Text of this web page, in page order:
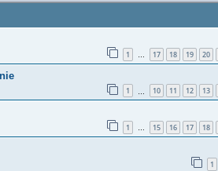
1 … 17 18 19 20
1 10 11 12 13
1 … 15 16 17 18
1